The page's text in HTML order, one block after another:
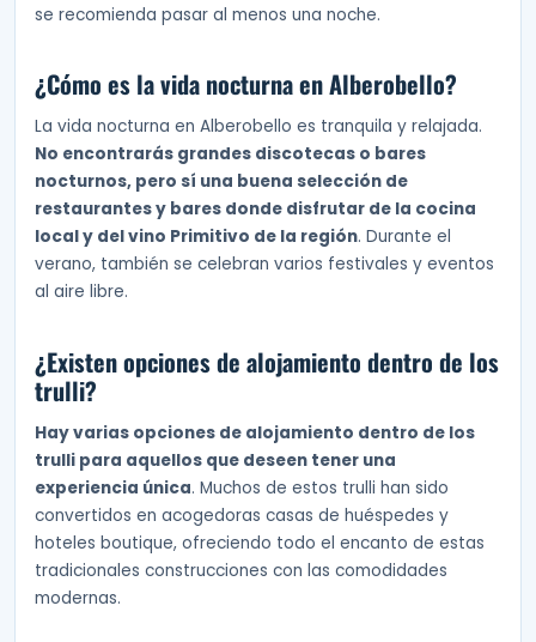
se recomienda pasar al menos una noche.
¿Cómo es la vida nocturna en Alberobello?
La vida nocturna en Alberobello es tranquila y relajada.
No encontrarás grandes discotecas o bares
nocturnos, pero sí una buena selección de
restaurantes y bares donde disfrutar de la cocina
local y del vino Primitivo de la región. Durante el
verano, también se celebran varios festivales y eventos
al aire libre.
¿Existen opciones de alojamiento dentro de los
trulli?
Hay varias opciones de alojamiento dentro de los
trulli para aquellos que deseen tener una
experiencia única. Muchos de estos trulli han sido
convertidos en acogedoras casas de huéspedes y
hoteles boutique, ofreciendo todo el encanto de estas
tradicionales construcciones con las comodidades
modernas.